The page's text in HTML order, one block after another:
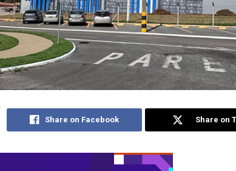
Share on Facebook Share on